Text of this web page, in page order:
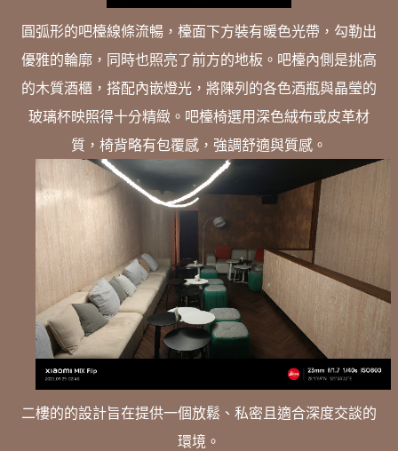
圓弧形的吧檯線條流暢，檯面下方裝有暖色光帶，勾勒出
優雅的輪廓，同時也照亮了前方的地板。吧檯內側是挑高
的木質酒櫃，搭配內嵌燈光，將陳列的各色酒瓶與晶瑩的
玻璃杯映照得十分精緻。吧檯椅選用深色絨布或皮革材
質，椅背略有包覆感，強調舒適與質感。
二樓的的設計旨在提供一個放鬆、私密且適合深度交談的
環境。